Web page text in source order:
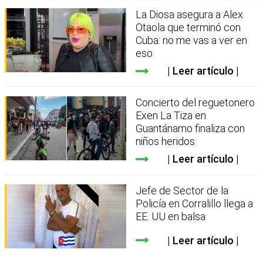
La Diosa asegura a Alex
Otaola que terminó con
Cuba: no me vas a ver en
eso
Leer artículo
Concierto del reguetonero
Exen La Tiza en
Guantánamo finaliza con
niños heridos
Leer artículo
Jefe de Sector de la
Policía en Corralillo llega a
EE. UU en balsa
Leer artículo